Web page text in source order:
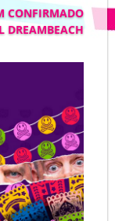
CONFIRMADO
DREAMBEACH